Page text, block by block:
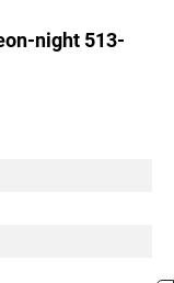
night 513-